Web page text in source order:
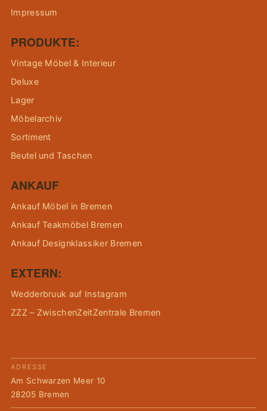
Impressum
PRODUKTE:
Vintage Möbel & Interieur
Deluxe
Lager
Möbelarchiv
Sortiment
Beutel und Taschen
ANKAUF
Ankauf Möbel in Bremen
Ankauf Teakmöbel Bremen
Ankauf Designklassiker Bremen
EXTERN:
Wedderbruuk auf Instagram
ZZZ – ZwischenZeitZentrale Bremen
ADRESSE
Am Schwarzen Meer 10
28205 Bremen